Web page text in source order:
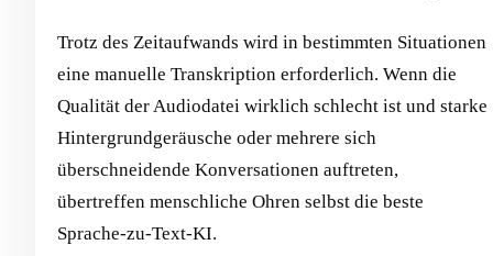
Trotz des Zeitaufwands wird in bestimmten Situationen
eine manuelle Transkription erforderlich. Wenn die
Qualität der Audiodatei wirklich schlecht ist und starke
Hintergrundgeräusche oder mehrere sich
überschneidende Konversationen auftreten,
übertreffen menschliche Ohren selbst die beste
Sprache-zu-Text-KI.